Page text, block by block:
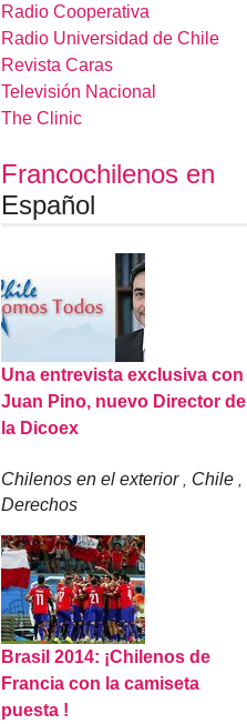
Radio Cooperativa
Radio Universidad de Chile
Revista Caras
Televisión Nacional
The Clinic
Francochilenos en
Español
Una entrevista exclusiva con
Juan Pino, nuevo Director de
la Dicoex
Chilenos en el exterior Chile
Derechos
Brasil 2014: ¡Chilenos de
Francia con la camiseta
puesta !